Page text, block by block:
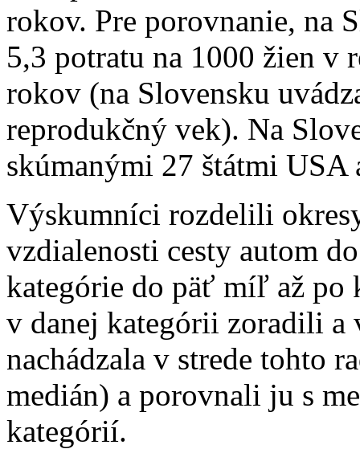
rokov. Pre porovnanie, na
5,3 potratu na 1000 žien v
rokov (na Slovensku
reprodukčný vek). Na
skúmanými 27 štátmi
Výskumníci rozdelili
vzdialenosti cesty autom
kategórie do päť míľ až po
v danej kategórii zoradili a
nachádzala v strede tohto
medián) a porovnali ju s
kategórií.